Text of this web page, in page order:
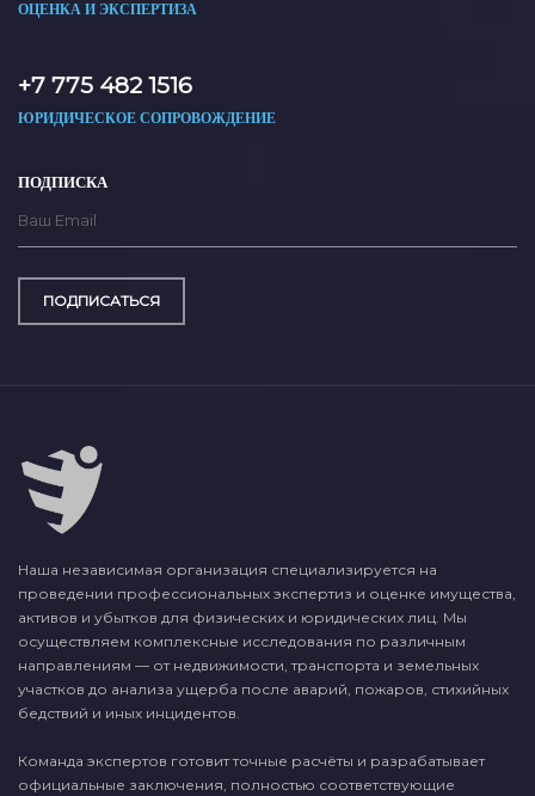
ОЦЕНКА И ЭКСПЕРТИЗА
+7 775 482 1516
ЮРИДИЧЕСКОЕ СОПРОВОЖДЕНИЕ
ПОДПИСКА
ПОДПИСАТЬСЯ
Наша независимая организация специализируется на
проведении профессиональных экспертиз и оценке имущества,
активов и убытков для физических и юридических лиц. Мы
осуществляем комплексные исследования по различным
направлениям — от недвижимости, транспорта и земельных
участков до анализа ущерба после аварий, пожаров, стихийных
бедствий и иных инцидентов.
Команда экспертов готовит точные расчёты и разрабатывает
официальные заключения, полностью соответствующие